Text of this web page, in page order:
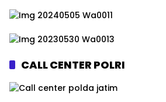
CALL CENTER POLRI